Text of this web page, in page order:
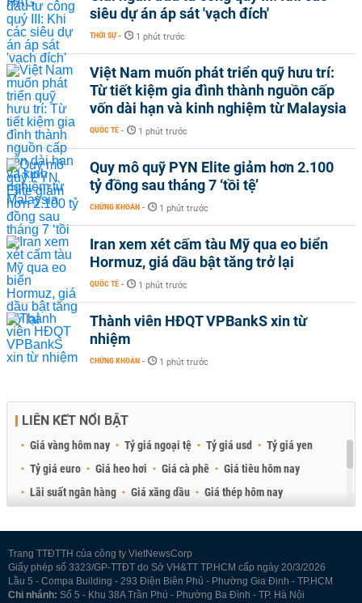
siêu dự án áp sát 'vạch đích'
THỜI SỰ - 1 phút trước
Việt Nam muốn phát triển quỹ hưu trí:
Từ tiết kiệm gia đình thành nguồn cấp
vốn dài hạn và kinh nghiệm từ Malaysia
QUỐC TẾ - 1 phút trước
Quy mô quỹ PYN Elite giảm hơn 2.100
tỷ đồng sau tháng 7 ‘tồi tệ’
CHỨNG KHOÁN - 1 phút trước
Iran xem xét cấm tàu Mỹ qua eo biển
Hormuz, giá dầu bật tăng trở lại
QUỐC TẾ - 1 phút trước
Thành viên HĐQT VPBankS xin từ
nhiệm
CHỨNG KHOÁN - 1 phút trước
LIÊN KẾT NỔI BẬT
Giá vàng hôm nay Tỷ giá ngoại tệ Tỷ giá usd
Tỷ giá yen
Tỷ giá euro
Giá heo hơi Giá cà phê
Giá tiêu hôm nay
Lãi suất ngân hàng
Giá xăng dầu
Giá thép hôm nay
Trang TTĐTTH của công ty VietNewsCorp
Giấy phép số 3323/GP-TTĐT do Sở VH&TT TP.HCM cấp ngày 20/3/2026
Lầu 5 - Compa Building - 293 Điện Biên Phủ - Phường Gia Định - TP.HCM
Chi nhánh: Số 5 - Khu 38A Trần Phú - Phường Ba Đình - TP. Hà Nội